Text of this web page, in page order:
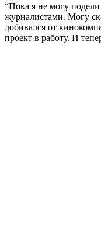
“Пока я не могу
журналистами. Могу
добивался от
проект в работу. И